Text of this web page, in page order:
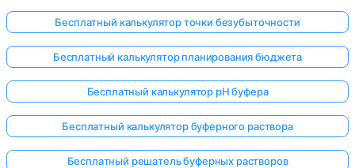
Бесплатный калькулятор точки безубыточности
Бесплатный калькулятор планирования бюджета
Бесплатный калькулятор pH буфера
Бесплатный калькулятор буферного раствора
Бесплатный решатель буферных растворов